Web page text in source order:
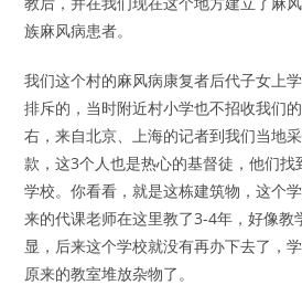
族麻风病患者。
我们这个村的麻风病康复者后代子女上
排斥的，当时附近村小学也不招收我们
右，来自北京、上海的记者到我们当地
款，这3个人也是热心的基督徒，他们
学校。你看看，就是这栋建筑物，这个
来的代课老师在这里教了3-4年，好像教
显，后来这个学校就没有再办下去了，
原来的教室堆放杂物了。